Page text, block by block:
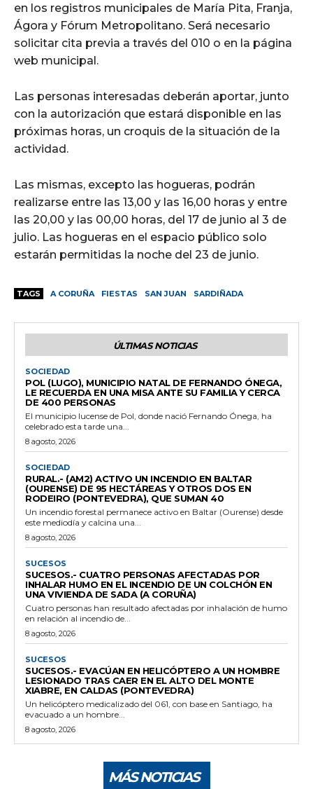
en los registros municipales de María Pita, Franja,
Ágora y Fórum Metropolitano. Será necesario
solicitar cita previa a través del 010 o en la página
web municipal.
Las personas interesadas deberán aportar, junto
con la autorización que estará disponible en las
próximas horas, un croquis de la situación de la
actividad.
Las mismas, excepto las hogueras, podrán
realizarse entre las 13,00 y las 16,00 horas y entre
las 20,00 y las 00,00 horas, del 17 de junio al 3 de
julio. Las hogueras en el espacio público solo
estarán permitidas la noche del 23 de junio.
TAGS A CORUÑA FIESTAS SAN JUAN SARDIÑADA
ÚLTIMAS NOTICIAS
SOCIEDAD
POL (LUGO), MUNICIPIO NATAL DE FERNANDO ÓNEGA,
LE RECUERDA EN UNA MISA ANTE SU FAMILIA Y CERCA
DE 400 PERSONAS
El municipio lucense de Pol, donde nació Fernando Ónega, ha
celebrado esta tarde una...
8 agosto, 2026
SOCIEDAD
RURAL.- (AM2) ACTIVO UN INCENDIO EN BALTAR
(OURENSE) DE 95 HECTÁREAS Y OTROS DOS EN
RODEIRO (PONTEVEDRA), QUE SUMAN 40
Un incendio forestal permanece activo en Baltar (Ourense) desde
este mediodía y calcina una...
8 agosto, 2026
SUCESOS
SUCESOS.- CUATRO PERSONAS AFECTADAS POR
INHALAR HUMO EN EL INCENDIO DE UN COLCHÓN EN
UNA VIVIENDA DE SADA (A CORUÑA)
Cuatro personas han resultado afectadas por inhalación de humo
en relación al incendio de...
8 agosto, 2026
SUCESOS
SUCESOS.- EVACÚAN EN HELICÓPTERO A UN HOMBRE
LESIONADO TRAS CAER EN EL ALTO DEL MONTE
XIABRE, EN CALDAS (PONTEVEDRA)
Un helicóptero medicalizado del 061, con base en Santiago, ha
evacuado a un hombre...
8 agosto, 2026
MÁS NOTICIAS